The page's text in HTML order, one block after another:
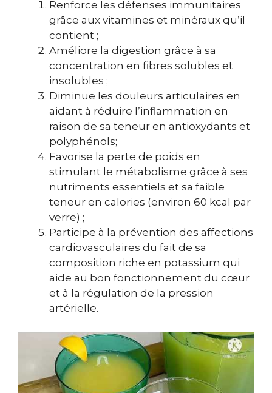
Renforce les défenses immunitaires
grâce aux vitamines et minéraux qu’il
contient ;
Améliore la digestion grâce à sa
concentration en fibres solubles et
insolubles ;
Diminue les douleurs articulaires en
aidant à réduire l’inflammation en
raison de sa teneur en antioxydants et
polyphénols;
Favorise la perte de poids en
stimulant le métabolisme grâce à ses
nutriments essentiels et sa faible
teneur en calories (environ 60 kcal par
verre) ;
Participe à la prévention des affections
cardiovasculaires du fait de sa
composition riche en potassium qui
aide au bon fonctionnement du cœur
et à la régulation de la pression
artérielle.